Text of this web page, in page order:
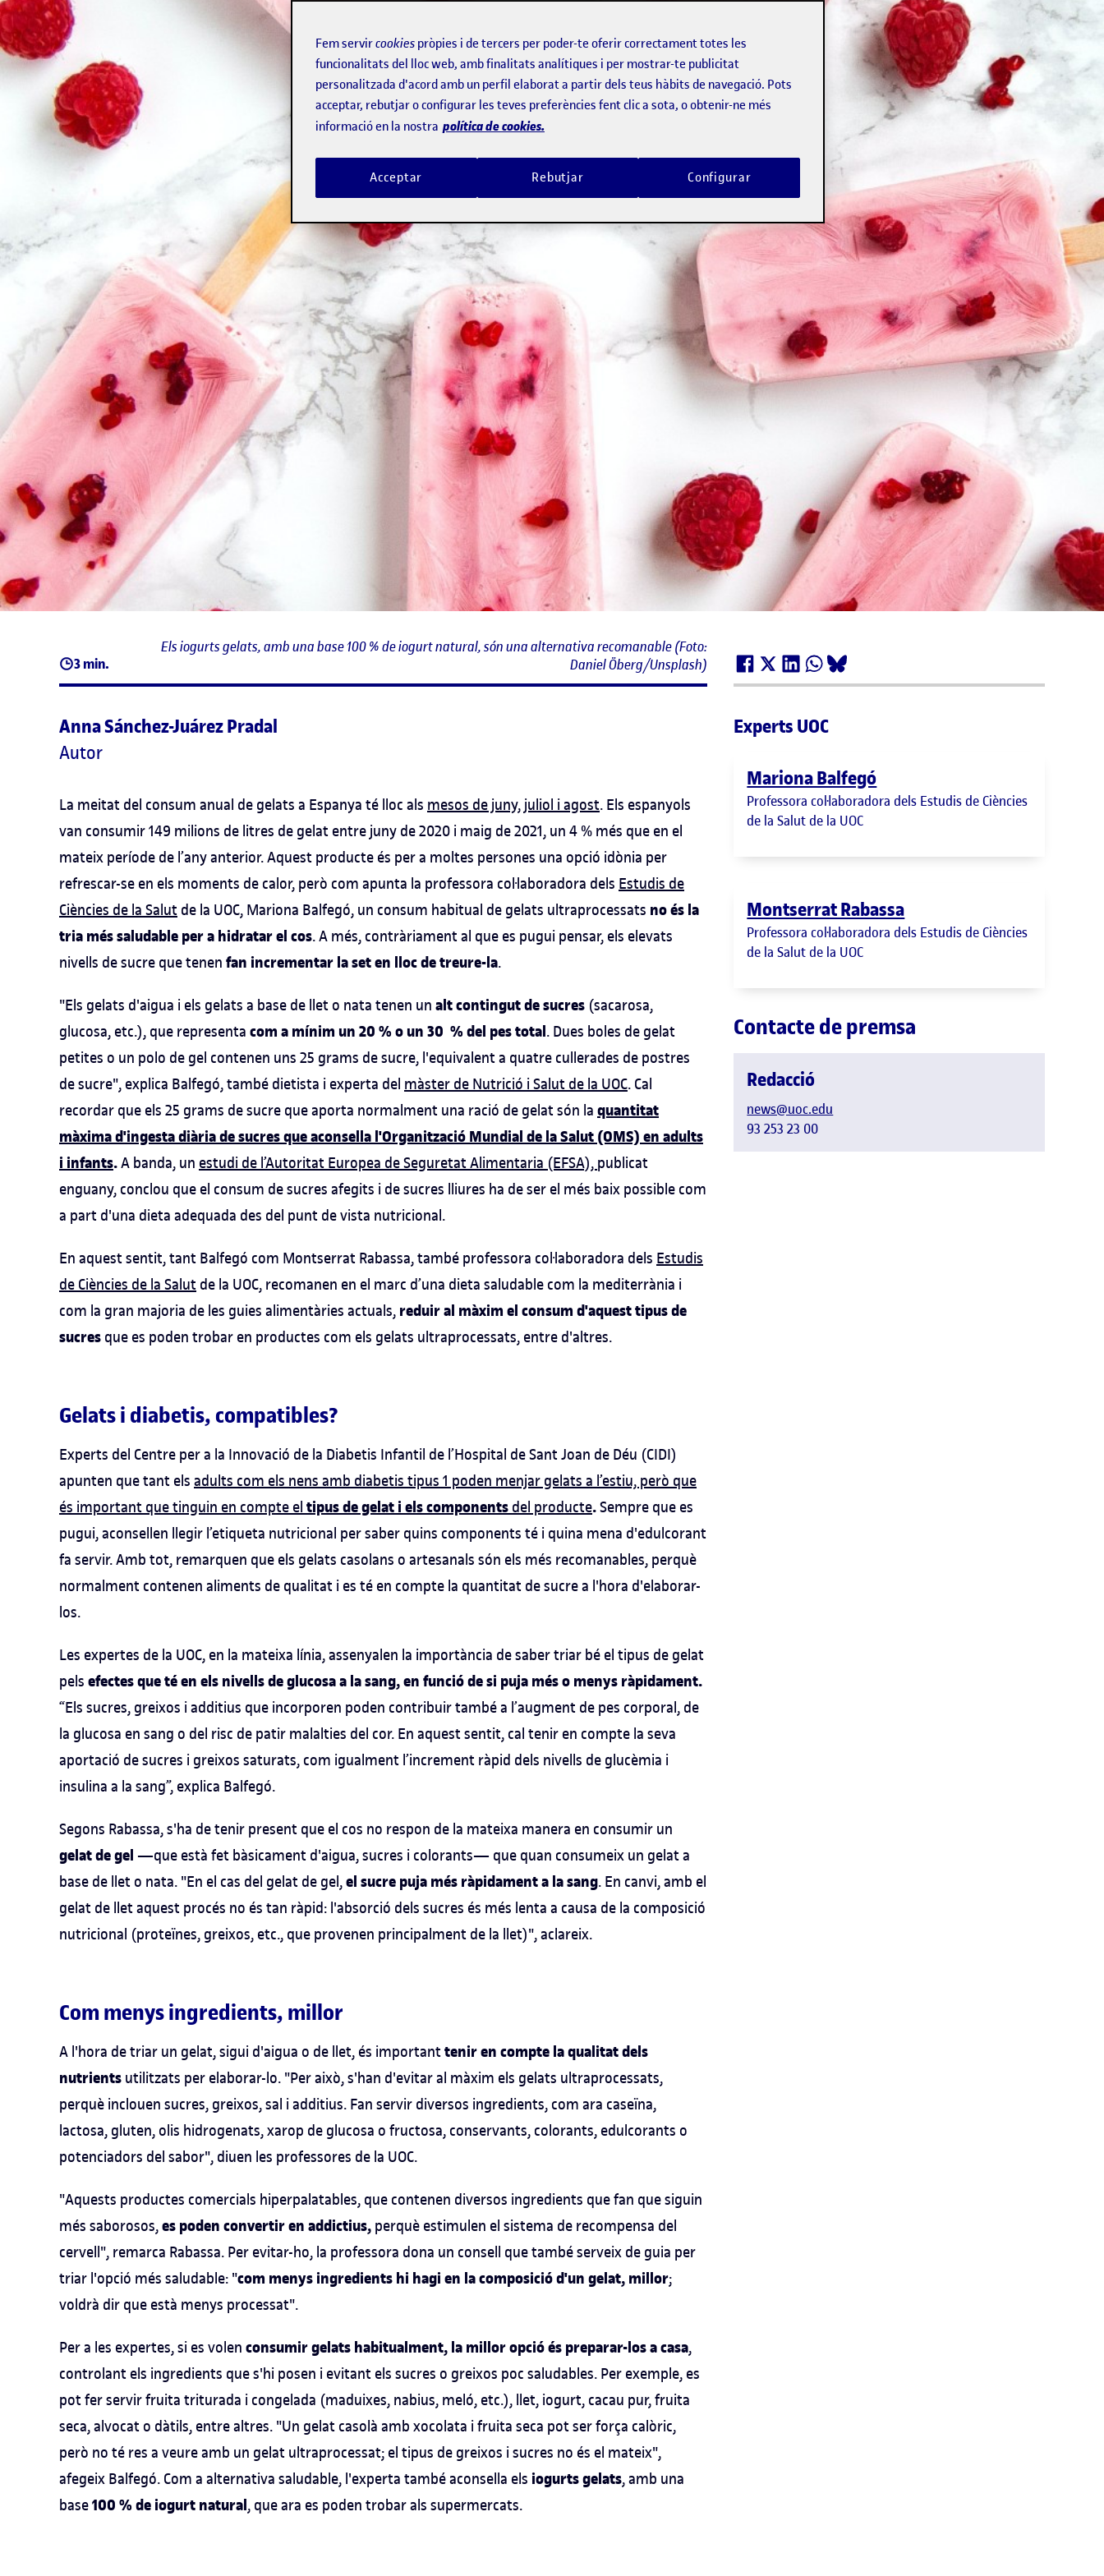
3 min.
Els iogurts gelats, amb una base 100 % de iogurt natural, són una alternativa recomanable (Foto:
Daniel Öberg/Unsplash)
Anna Sánchez-Juárez Pradal
Autor
La meitat del consum anual de gelats a Espanya té lloc als mesos de juny, juliol i agost. Els espanyols
van consumir 149 milions de litres de gelat entre juny de 2020 i maig de 2021, un 4 % més que en el
mateix període de l’any anterior. Aquest producte és per a moltes persones una opció idònia per
refrescar-se en els moments de calor, però com apunta la professora col·laboradora dels Estudis de
Ciències de la Salut de la UOC, Mariona Balfegó, un consum habitual de gelats ultraprocessats no és la
tria més saludable per a hidratar el cos. A més, contràriament al que es pugui pensar, els elevats
nivells de sucre que tenen fan incrementar la set en lloc de treure-la.
"Els gelats d'aigua i els gelats a base de llet o nata tenen un alt contingut de sucres (sacarosa,
glucosa, etc.), que representa com a mínim un 20 % o un 30 % del pes total. Dues boles de gelat
petites o un polo de gel contenen uns 25 grams de sucre, l'equivalent a quatre cullerades de postres
de sucre", explica Balfegó, també dietista i experta del màster de Nutrició i Salut de la UOC. Cal
recordar que els 25 grams de sucre que aporta normalment una ració de gelat són la quantitat
màxima d'ingesta diària de sucres que aconsella l'Organització Mundial de la Salut (OMS) en adults
i infants.A banda, un estudi de l’Autoritat Europea de Seguretat Alimentaria (EFSA), publicat
enguany, conclou que el consum de sucres afegits i de sucres lliures ha de ser el més baix possible com
a part d'una dieta adequada des del punt de vista nutricional.
En aquest sentit, tant Balfegó com Montserrat Rabassa, també professora col·laboradora dels Estudis
de Ciències de la Salut de la UOC, recomanen en el marc d’una dieta saludable com la mediterrània i
com la gran majoria de les guies alimentàries actuals, reduir al màxim el consum d'aquest tipus de
sucres que es poden trobar en productes com els gelats ultraprocessats, entre d'altres.
Gelats i diabetis, compatibles?
Experts del Centre per a la Innovació de la Diabetis Infantil de l’Hospital de Sant Joan de Déu (CIDI)
apunten que tant els adults com els nens amb diabetis tipus 1 poden menjar gelats a l’estiu, però que
és important que tinguin en compte el tipus de gelat i els componentsdel producte.Sempre que es
pugui, aconsellen llegir l’etiqueta nutricional per saber quins components té i quina mena d'edulcorant
fa servir. Amb tot, remarquen que els gelats casolans o artesanals són els més recomanables, perquè
normalment contenen aliments de qualitat i es té en compte la quantitat de sucre a l'hora d'elaborar-
los.
Les expertes de la UOC, en la mateixa línia, assenyalen la importància de saber triar bé el tipus de gelat
pels efectes que té en els nivells de glucosa a la sang, en funció de si puja més o menys ràpidament.
“Els sucres, greixos i additius que incorporen poden contribuir també a l’augment de pes corporal, de
la glucosa en sang o del risc de patir malalties del cor. En aquest sentit, cal tenir en compte la seva
aportació de sucres i greixos saturats, com igualment l’increment ràpid dels nivells de glucèmia i
insulina a la sang”, explica Balfegó.
Segons Rabassa, s'ha de tenir present que el cos no respon de la mateixa manera en consumir un
gelat de gel —que està fet bàsicament d'aigua, sucres i colorants— que quan consumeix un gelat a
base de llet o nata. "En el cas del gelat de gel,el sucre puja més ràpidament a la sang. En canvi, amb el
gelat de llet aquest procés no és tan ràpid: l'absorció dels sucres és més lenta a causa de la composició
nutricional (proteïnes, greixos, etc., que provenen principalment de la llet)", aclareix.
Com menys ingredients, millor
A l'hora de triar un gelat, sigui d'aigua o de llet, és importanttenir en compte la qualitat dels
nutrients utilitzats per elaborar-lo. "Per això, s'han d'evitar al màxim els gelats ultraprocessats,
perquè inclouen sucres, greixos, sal i additius. Fan servir diversos ingredients, com ara caseïna,
lactosa, gluten, olis hidrogenats, xarop de glucosa o fructosa, conservants, colorants, edulcorants o
potenciadors del sabor", diuen les professores de la UOC.
"Aquests productes comercials hiperpalatables, que contenen diversos ingredients que fan que siguin
més saborosos,es poden convertir en addictius, perquè estimulen el sistema de recompensa del
cervell", remarca Rabassa. Per evitar-ho, la professora dona un consell que també serveix de guia per
triar l'opció més saludable: "com menys ingredients hi hagi en la composició d'un gelat, millor;
voldrà dir que està menys processat".
Per a les expertes, si es volen consumir gelats habitualment, la millor opció és preparar-los a casa,
controlant els ingredients que s'hi posen i evitant els sucres o greixos poc saludables. Per exemple, es
pot fer servir fruita triturada i congelada (maduixes, nabius, meló, etc.), llet, iogurt, cacau pur, fruita
seca, alvocat o dàtils, entre altres. "Un gelat casolà amb xocolata i fruita seca pot ser força calòric,
però no té res a veure amb un gelat ultraprocessat; el tipus de greixos i sucres no és el mateix",
afegeix Balfegó. Com a alternativa saludable, l'experta també aconsella els iogurts gelats, amb una
base100 % de iogurt natural, que ara es poden trobar als supermercats.
Experts UOC
Mariona Balfegó
Professora col·laboradora dels Estudis de Ciències
de la Salut de la UOC
Montserrat Rabassa
Professora col·laboradora dels Estudis de Ciències
de la Salut de la UOC
Contacte de premsa
Redacció
news@uoc.edu
93 253 23 00
Fem servircookies pròpies i de tercers per poder-te oferir correctament totes les
funcionalitats del lloc web, amb finalitats analítiques i per mostrar-te publicitat
personalitzada d'acord amb un perfil elaborat a partir dels teus hàbits de navegació. Pots
acceptar, rebutjar o configurar les teves preferències fent clic a sota, o obtenir-ne més
informació en la nostra política de cookies.
Rebutjar
Acceptar Configurar